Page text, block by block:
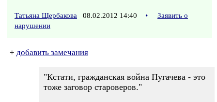
Татьяна Щербакова 08.02.2012 14:40 •
Заявить о
нарушении
+ добавить замечания
"Кстати, гражданская война Пугачева - это
тоже заговор староверов."